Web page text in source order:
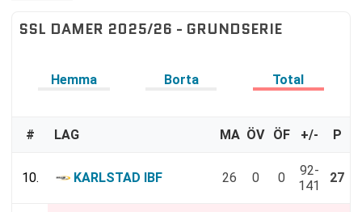
SSL DAMER 2025/26 - GRUNDSERIE
Hemma Borta Total
# LAG MA ÖV ÖF +/- P
10. KARLSTAD IBF 26 0 0
92-
141
27